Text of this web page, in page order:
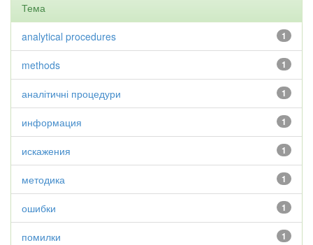
Тема
1
analytical procedures
1
methods
1
аналітичні процедури
1
информация
1
искажения
1
методика
1
ошибки
1
помилки